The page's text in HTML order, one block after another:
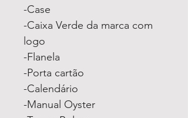
-Case
-Caixa Verde da marca com
logo
-Flanela
-Porta cartão
-Calendário
-Manual Oyster